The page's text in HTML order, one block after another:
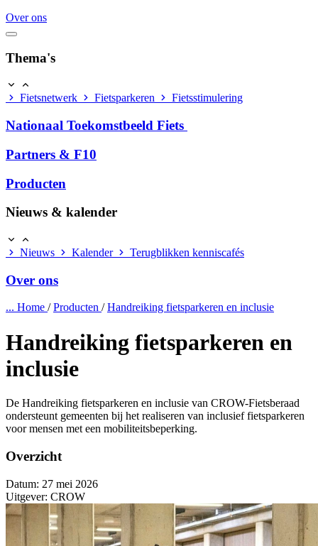
Over ons
Thema's
Fietsnetwerk Fietsparkeren Fietsstimulering
Nationaal Toekomstbeeld Fiets
Partners & F10
Producten
Nieuws & kalender
Nieuws Kalender Terugblikken kenniscafés
Over ons
... Home /Producten /Handreiking fietsparkeren en inclusie
Handreiking fietsparkeren en
inclusie
De Handreiking fietsparkeren en inclusie van CROW-Fietsberaad
ondersteunt gemeenten bij het realiseren van inclusief fietsparkeren
voor mensen met een mobiliteitsbeperking.
Overzicht
Datum: 27 mei 2026
Uitgever: CROW